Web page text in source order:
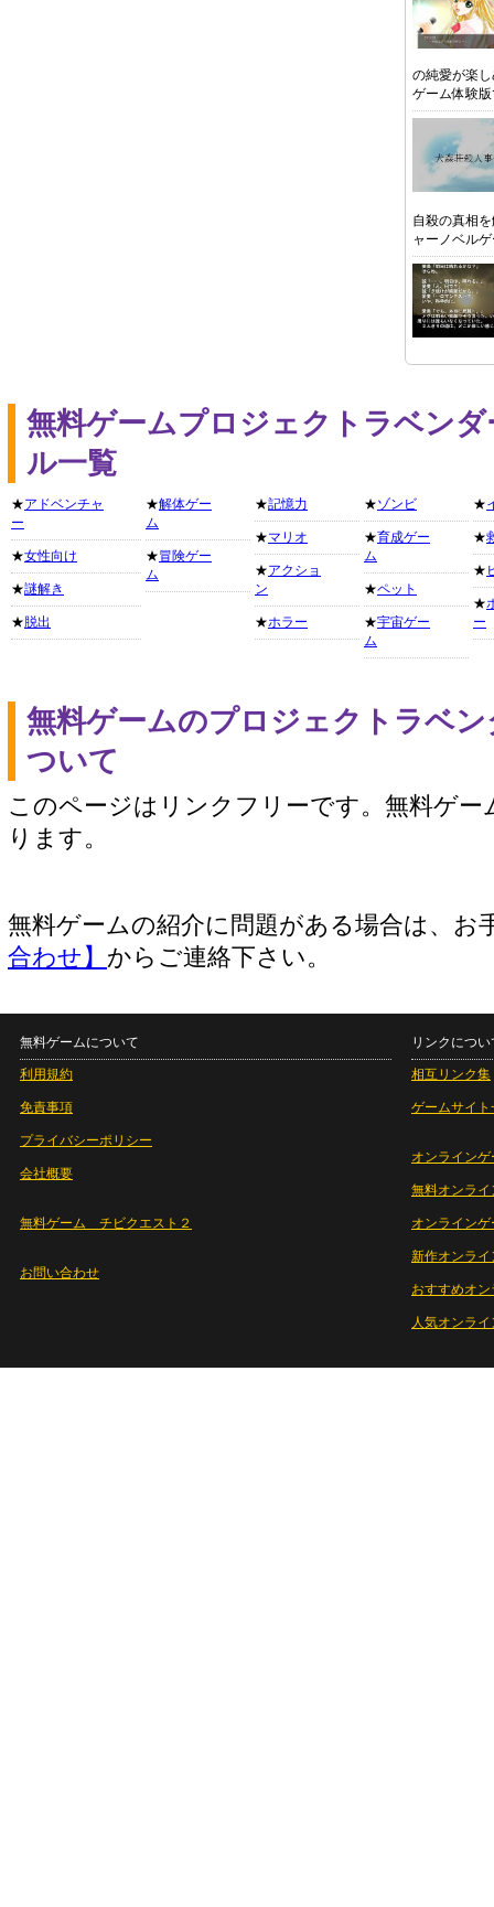
の純愛が楽
ゲーム体験
自殺の真相
ャーノベル
無料ゲームプロジェクトラベン
ル一覧
★アドベンチャ
ー
★女性向け
★謎解き
★ 脱出
★解体ゲー
ム
★冒険ゲー
ム
★記憶力
★マリオ
★アクショ
ン
★ホラー
★ゾンビ
★育成ゲー
ム
★ペット
★宇宙ゲー
ム
★
★
★
★
ー
無料ゲームのプロジェクトラベ
ついて
このページはリンクフリーです。無料ゲー
ります。
無料ゲームの紹介に問題がある場合は、お
合わせ】 からご連絡下さい。
無料ゲームについて
利用規約
免責事項
プライバシーポリシー
会社概要
無料ゲーム チビクエスト２
お問い合わせ
リンクについ
相互リンク集
ゲームサイト
オンラインゲ
無料オンライ
オンライン
新作オンライ
おすすめオ
人気オンラ